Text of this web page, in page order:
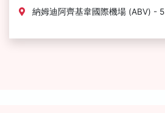
納姆迪阿齊基韋國際機場 (ABV) -